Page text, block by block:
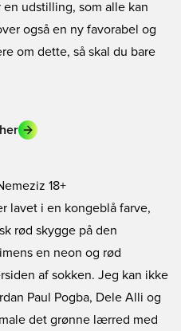
udstilling, som alle kan
også en ny favorabel og
om dette, så skal du bare
18+
lavet i en kongeblå farve,
rød skygge på den
en neon og rød
af sokken. Jeg kan ikke
Paul Pogba, Dele Alli og
det grønne lærred med